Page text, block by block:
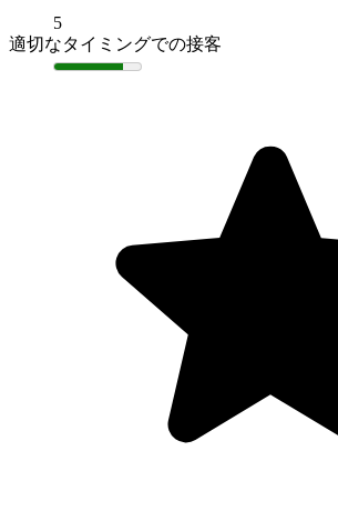
5
適切なタイミングでの接客